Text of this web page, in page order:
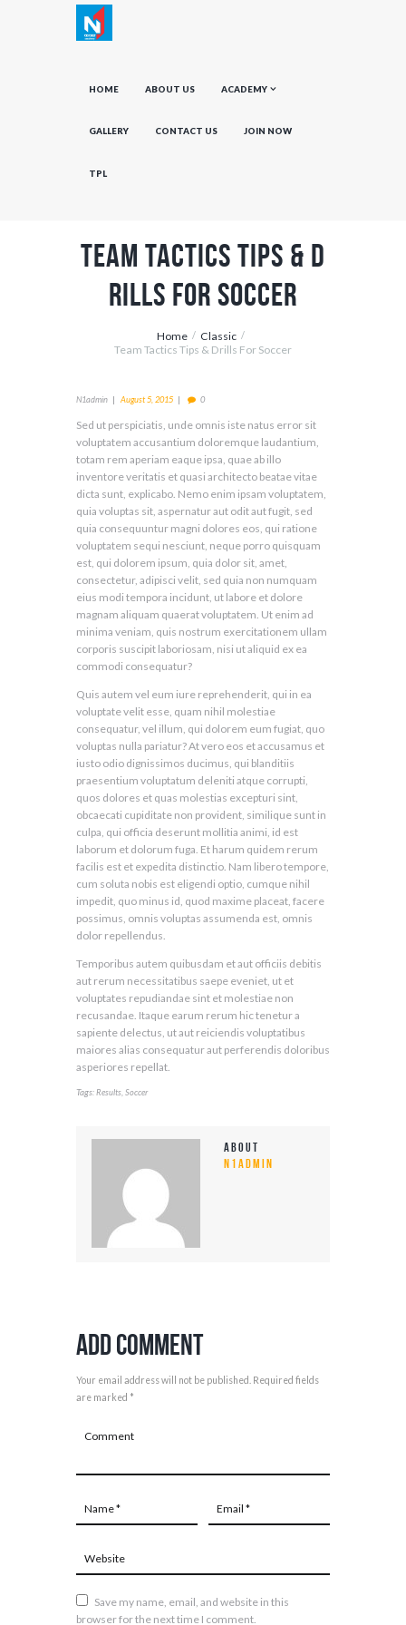
HOME ABOUT US ACADEMY
GALLERY CONTACT US JOIN NOW
TPL
Team Tactics Tips & D
rills For Soccer
Home
Classic
Team Tactics Tips & Drills For Soccer
N1admin August 5, 2015 0
Sed ut perspiciatis, unde omnis iste natus error sit
voluptatem accusantium doloremque laudantium,
totam rem aperiam eaque ipsa, quae ab illo
inventore veritatis et quasi architecto beatae vitae
dicta sunt, explicabo. Nemo enim ipsam voluptatem,
quia voluptas sit, aspernatur aut odit aut fugit, sed
quia consequuntur magni dolores eos, qui ratione
voluptatem sequi nesciunt, neque porro quisquam
est, qui dolorem ipsum, quia dolor sit, amet,
consectetur, adipisci velit, sed quia non numquam
eius modi tempora incidunt, ut labore et dolore
magnam aliquam quaerat voluptatem. Ut enim ad
minima veniam, quis nostrum exercitationem ullam
corporis suscipit laboriosam, nisi ut aliquid ex ea
commodi consequatur?
Quis autem vel eum iure reprehenderit, qui in ea
voluptate velit esse, quam nihil molestiae
consequatur, vel illum, qui dolorem eum fugiat, quo
voluptas nulla pariatur? At vero eos et accusamus et
iusto odio dignissimos ducimus, qui blanditiis
praesentium voluptatum deleniti atque corrupti,
quos dolores et quas molestias excepturi sint,
obcaecati cupiditate non provident, similique sunt in
culpa, qui officia deserunt mollitia animi, id est
laborum et dolorum fuga. Et harum quidem rerum
facilis est et expedita distinctio. Nam libero tempore,
cum soluta nobis est eligendi optio, cumque nihil
impedit, quo minus id, quod maxime placeat, facere
possimus, omnis voluptas assumenda est, omnis
dolor repellendus.
Temporibus autem quibusdam et aut officiis debitis
aut rerum necessitatibus saepe eveniet, ut et
voluptates repudiandae sint et molestiae non
recusandae. Itaque earum rerum hic tenetur a
sapiente delectus, ut aut reiciendis voluptatibus
maiores alias consequatur aut perferendis doloribus
asperiores repellat.
Tags:Results Soccer
About
n1admin
Add Comment
Your email address will not be published. Required fields
are marked *
Save my name, email, and website in this
browser for the next time I comment.